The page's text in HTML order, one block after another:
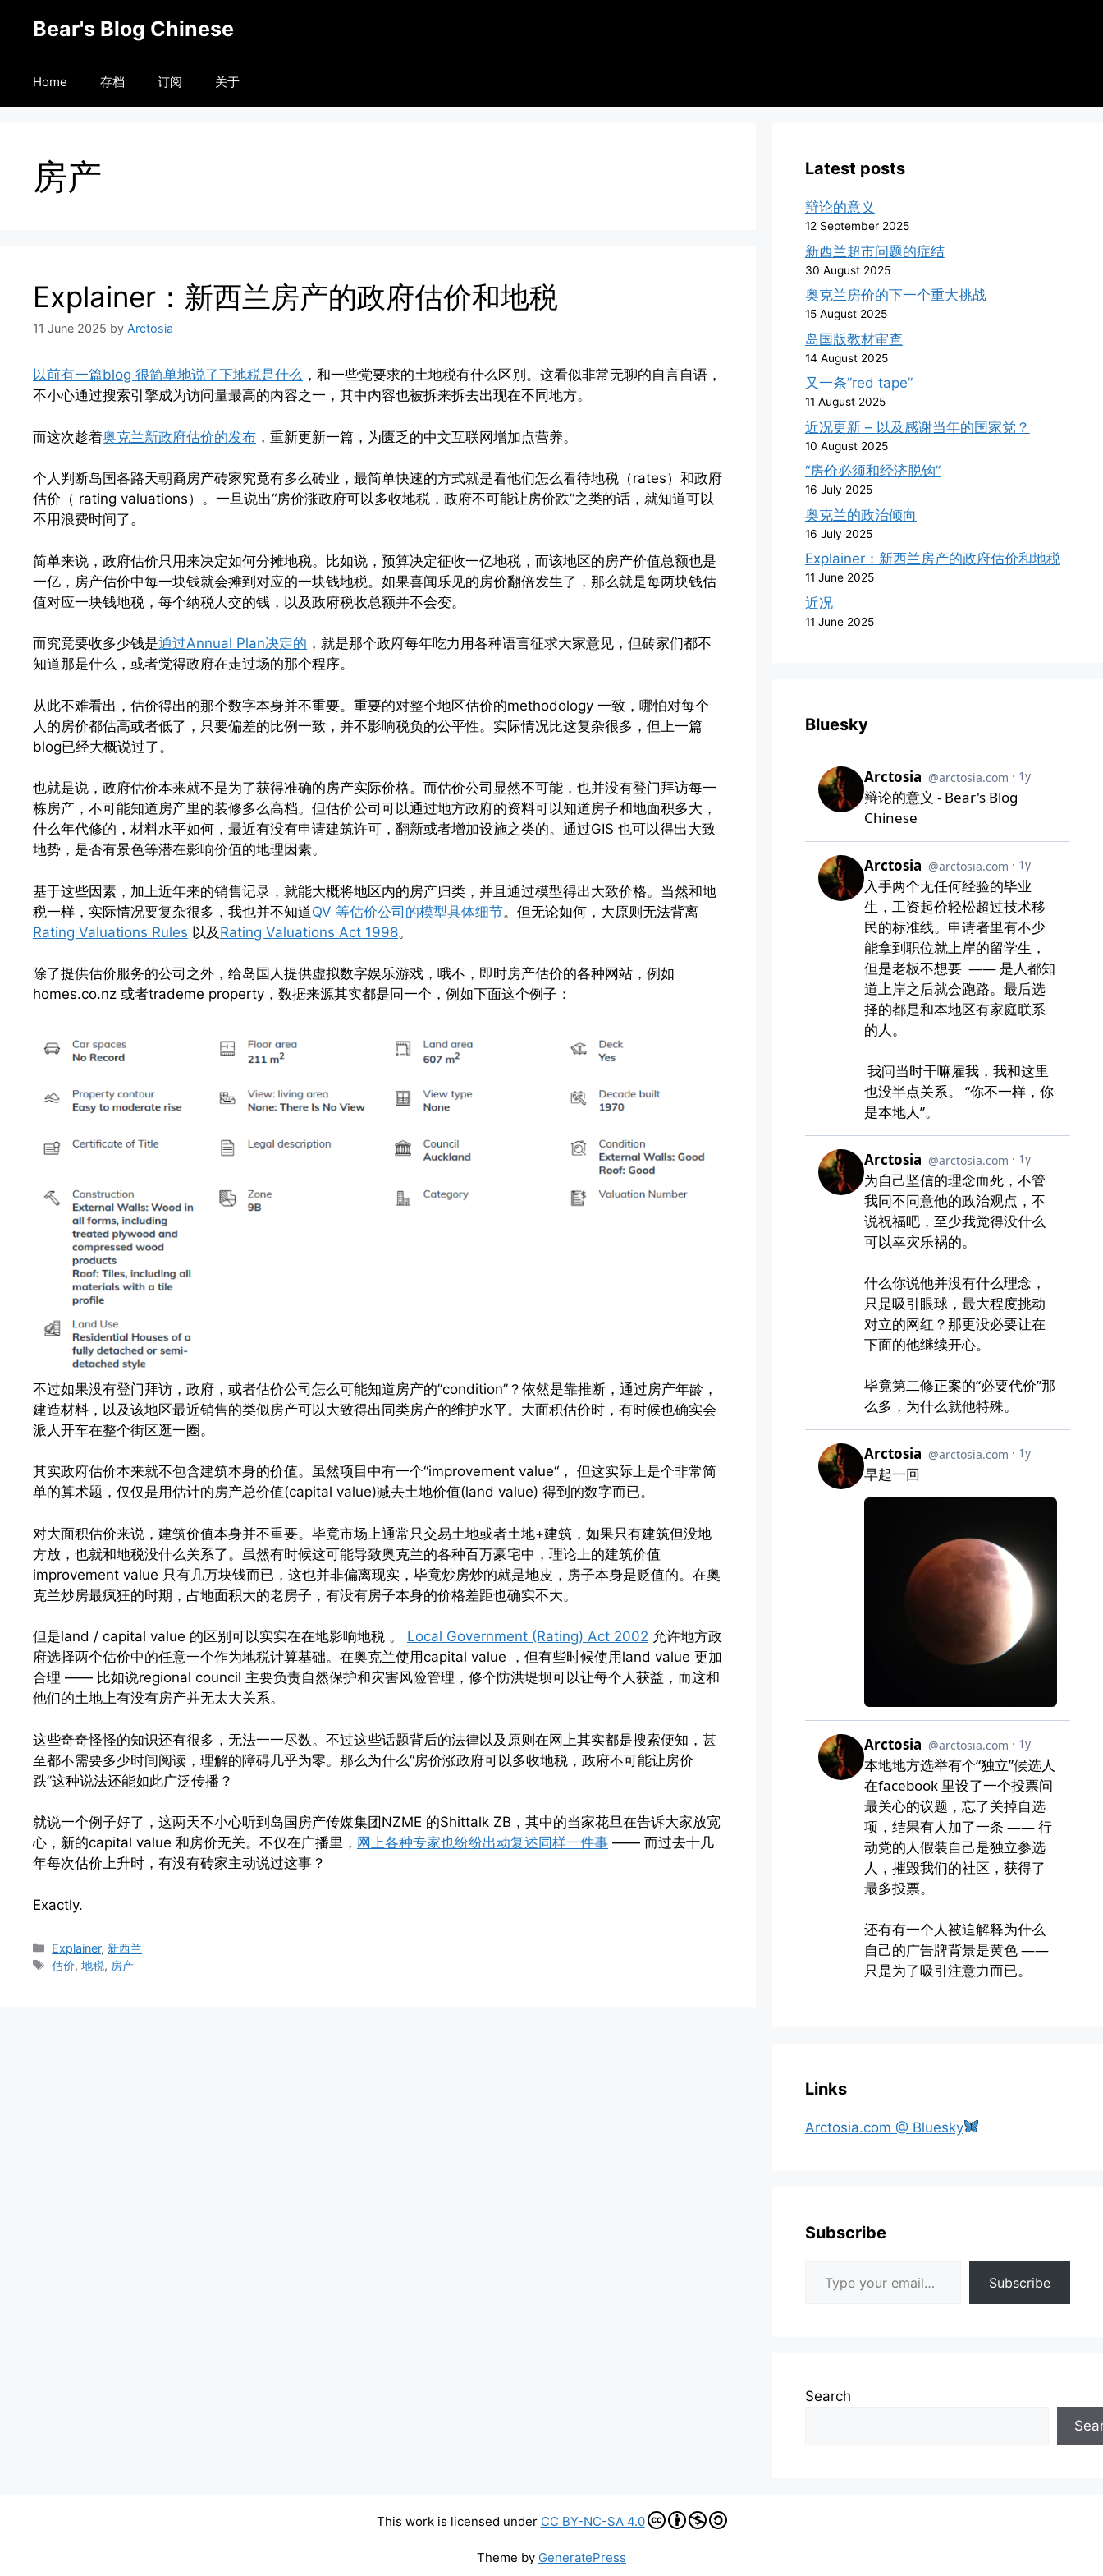
Bear's Blog Chinese
Home 存档 订阅 关于
房产
Explainer：新西兰房产的政府估价和地税
11 June 2025 by Arctosia
以前有一篇blog 很简单地说了下地税是什么 ，和一些党要求的土地税有什么区别。这看似非常无聊的自言自语，
不小心通过搜索引擎成为访问量最高的内容之一，其中内容也被拆来拆去出现在不同地方。
而这次趁着奥克兰新政府估价的发布 ，重新更新一篇，为匮乏的中文互联网增加点营养。
个人判断岛国各路天朝裔房产砖家究竟有多么砖业，最简单快速的方式就是看他们怎么看待地税（rates）和政府
估价（ rating valuations）。一旦说出“房价涨政府可以多收地税，政府不可能让房价跌”之类的话，就知道可以
不用浪费时间了。
简单来说，政府估价只用来决定如何分摊地税。比如说，预算决定征收一亿地税，而该地区的房产价值总额也是
一亿，房产估价中每一块钱就会摊到对应的一块钱地税。如果喜闻乐见的房价翻倍发生了，那么就是每两块钱估
值对应一块钱地税，每个纳税人交的钱，以及政府税收总额并不会变。
而究竟要收多少钱是通过Annual Plan决定的 ，就是那个政府每年吃力用各种语言征求大家意见，但砖家们都不
知道那是什么，或者觉得政府在走过场的那个程序。
从此不难看出，估价得出的那个数字本身并不重要。重要的对整个地区估价的methodology 一致，哪怕对每个
人的房价都估高或者低了，只要偏差的比例一致，并不影响税负的公平性。实际情况比这复杂很多，但上一篇
blog已经大概说过了。
也就是说，政府估价本来就不是为了获得准确的房产实际价格。而估价公司显然不可能，也并没有登门拜访每一
栋房产，不可能知道房产里的装修多么高档。但估价公司可以通过地方政府的资料可以知道房子和地面积多大，
什么年代修的，材料水平如何，最近有没有申请建筑许可，翻新或者增加设施之类的。通过GIS 也可以得出大致
地势，是否有景色等潜在影响价值的地理因素。
基于这些因素，加上近年来的销售记录，就能大概将地区内的房产归类，并且通过模型得出大致价格。当然和地
税一样，实际情况要复杂很多，我也并不知道QV 等估价公司的模型具体细节。但无论如何，大原则无法背离
Rating Valuations Rules 以及 Rating Valuations Act 1998。
除了提供估价服务的公司之外，给岛国人提供虚拟数字娱乐游戏，哦不，即时房产估价的各种网站，例如
homes.co.nz 或者trademe property，数据来源其实都是同一个，例如下面这个例子：
不过如果没有登门拜访，政府，或者估价公司怎么可能知道房产的”condition”？依然是靠推断，通过房产年龄，
建造材料，以及该地区最近销售的类似房产可以大致得出同类房产的维护水平。大面积估价时，有时候也确实会
派人开车在整个街区逛一圈。
其实政府估价本来就不包含建筑本身的价值。虽然项目中有一个“improvement value“， 但这实际上是个非常简
单的算术题，仅仅是用估计的房产总价值(capital value)减去土地价值(land value) 得到的数字而已。
对大面积估价来说，建筑价值本身并不重要。毕竟市场上通常只交易土地或者土地+建筑，如果只有建筑但没地
方放，也就和地税没什么关系了。虽然有时候这可能导致奥克兰的各种百万豪宅中，理论上的建筑价值
improvement value 只有几万块钱而已，这也并非偏离现实，毕竟炒房炒的就是地皮，房子本身是贬值的。在奥
克兰炒房最疯狂的时期，占地面积大的老房子，有没有房子本身的价格差距也确实不大。
但是land / capital value 的区别可以实实在在地影响地税 。 Local Government (Rating) Act 2002 允许地方政
府选择两个估价中的任意一个作为地税计算基础。在奥克兰使用capital value ，但有些时候使用land value 更加
合理 —— 比如说regional council 主要负责自然保护和灾害风险管理，修个防洪堤坝可以让每个人获益，而这和
他们的土地上有没有房产并无太大关系。
这些奇奇怪怪的知识还有很多，无法一一尽数。不过这些话题背后的法律以及原则在网上其实都是搜索便知，甚
至都不需要多少时间阅读，理解的障碍几乎为零。那么为什么“房价涨政府可以多收地税，政府不可能让房价
跌”这种说法还能如此广泛传播？
就说一个例子好了，这两天不小心听到岛国房产传媒集团NZME 的Shittalk ZB，其中的当家花旦在告诉大家放宽
心，新的capital value 和房价无关。不仅在广播里， 网上各种专家也纷纷出动复述同样一件事 —— 而过去十几
年每次估价上升时，有没有砖家主动说过这事？
Exactly.
Categories
Explainer, 新西兰
Tags
估价,地税, 房产
Latest posts
辩论的意义
12 September 2025
新西兰超市问题的症结
30 August 2025
奥克兰房价的下一个重大挑战
15 August 2025
岛国版教材审查
14 August 2025
又一条”red tape”
11 August 2025
近况更新 – 以及感谢当年的国家党？
10 August 2025
“房价必须和经济脱钩”
16 July 2025
奥克兰的政治倾向
16 July 2025
Explainer：新西兰房产的政府估价和地税
11 June 2025
近况
11 June 2025
Bluesky
Links
Arctosia.com @ Bluesky
Subscribe
Subscribe
Search
This work is licensed under CC BY-NC-SA 4.0
Theme by GeneratePress